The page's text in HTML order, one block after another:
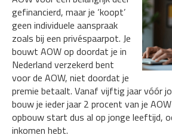
gefinancierd, maar je ‘koopt’
geen individuele aanspraak
zoals bij een privéspaarpot. Je
bouwt AOW op doordat je in
Nederland verzekerd bent
voor de AOW, niet doordat je
premie betaalt. Vanaf vijftig jaar vóór
bouw je ieder jaar 2 procent van je
opbouw start dus al op jonge leeftijd,
inkomen hebt.